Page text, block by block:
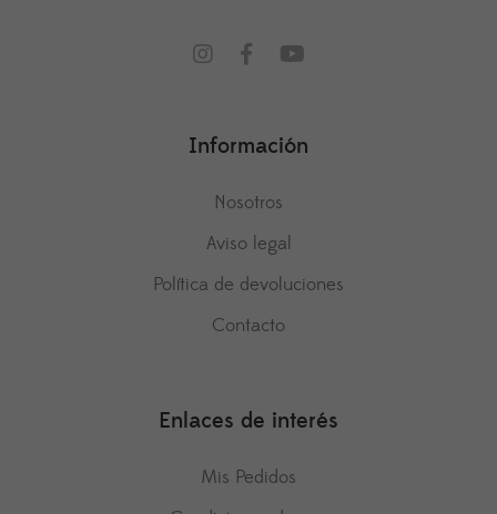
Información
Nosotros
Aviso legal
Política de devoluciones
Contacto
Enlaces de interés
Mis Pedidos